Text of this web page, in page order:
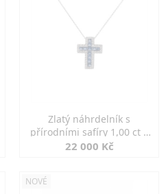
Zlatý náhrdelník s
přírodními safíry 1,00 ct a
diamanty
22 000 Kč
NOVÉ